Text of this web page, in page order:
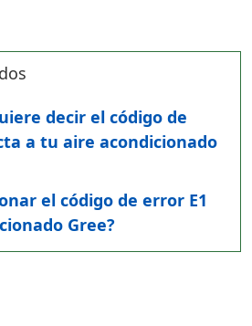
decir el código de
a tu aire acondicionado
el código de error E1
Gree?